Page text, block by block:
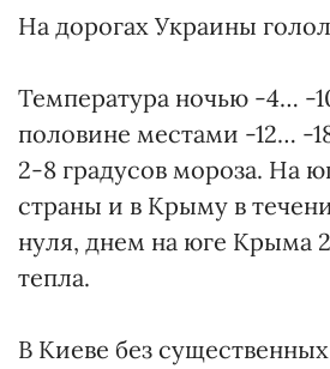
На дорогах Украины
Температура ночью -4… -
половине местами -12… -
2-8 градусов мороза. На
страны и в Крыму в
нуля, днем на юге Крыма
тепла.
В Киеве без